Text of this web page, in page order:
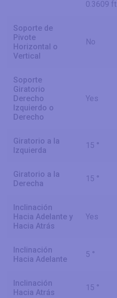
0.3609 ft
Soporte de
Pivote
Horizontal o
Vertical
No
Soporte
Giratorio
Derecho
Izquierdo o
Derecho
Yes
Giratorio a la
Izquierda
15 °
Giratorio a la
Derecha
15 °
Inclinación
Hacia Adelante y
Hacia Atrás
Yes
Inclinación
Hacia Adelante
5 °
Inclinación
Hacia Atrás
15 °